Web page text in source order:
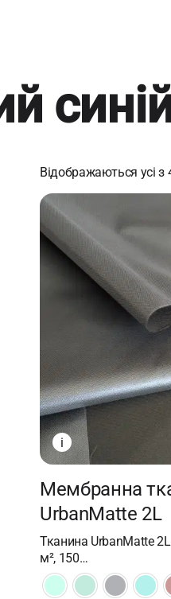
Відображаються усі з
i
Мембранна
UrbanMatte 2L
Тканина UrbanMatte 2L
м², 150…